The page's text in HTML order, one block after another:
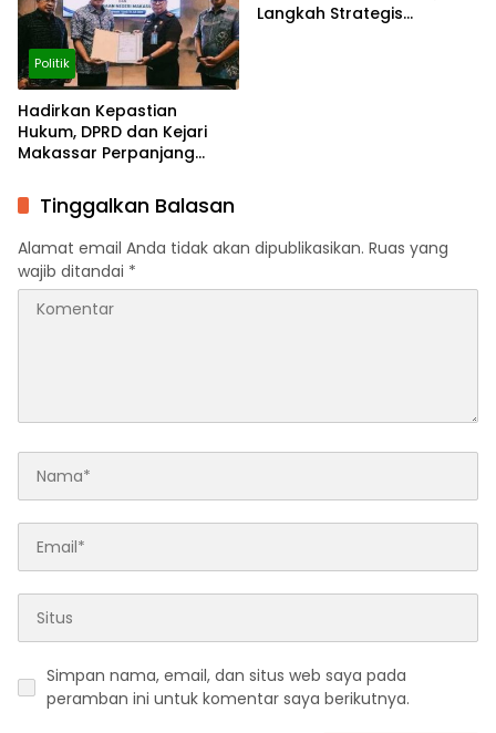
Politik
Hadirkan Kepastian
Hukum, DPRD dan Kejari
Makassar Perpanjang
Langkah Strategis
Tinggalkan Balasan
Alamat email Anda tidak akan dipublikasikan. Ruas yang
wajib ditandai *
Simpan nama, email, dan situs web saya pada
peramban ini untuk komentar saya berikutnya.